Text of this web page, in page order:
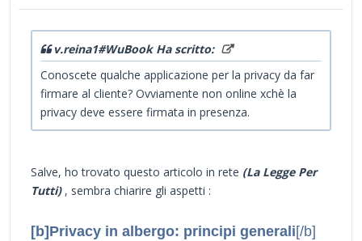
v.reina1#WuBook Ha scritto:
Conoscete qualche applicazione per la privacy da far
firmare al cliente? Ovviamente non online xchè la
privacy deve essere firmata in presenza.
Salve, ho trovato questo articolo in rete (La Legge Per
Tutti), sembra chiarire gli aspetti :
[b]Privacy in albergo: principi generali[/b]